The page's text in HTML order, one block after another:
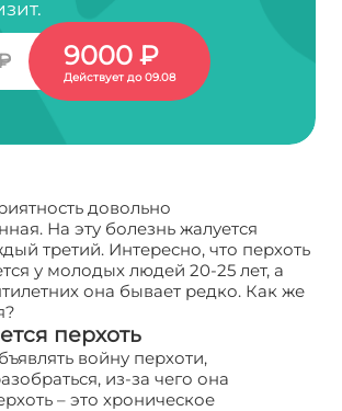
9000 ₽
Действует до 09.08
довольно
На эту болезнь жалуется
третий. Интересно, что перхоть
у молодых людей 20-25 лет, а
она бывает редко. Как же
перхоть
войну перхоти,
из-за чего она
– это хроническое